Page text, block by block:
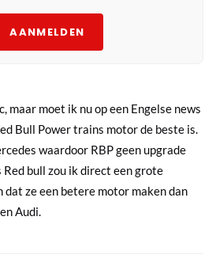
AANMELDEN
maar moet ik nu op een Engelse news
Bull Power trains motor de beste is.
waardoor RBP geen upgrade
Red bull zou ik direct een grote
ze een betere motor maken dan
Audi.